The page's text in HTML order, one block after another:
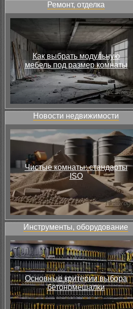
Ремонт, отделка
Как выбрать модульную
мебель под размер комнаты
Новости недвижимости
Чистые комнаты: стандарты
ISO
Инструменты, оборудование
Основные критерии выбора
бетономешалки